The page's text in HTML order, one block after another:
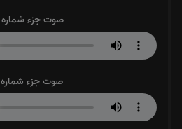
صوت جزء شماره 28
صوت جزء شماره 29